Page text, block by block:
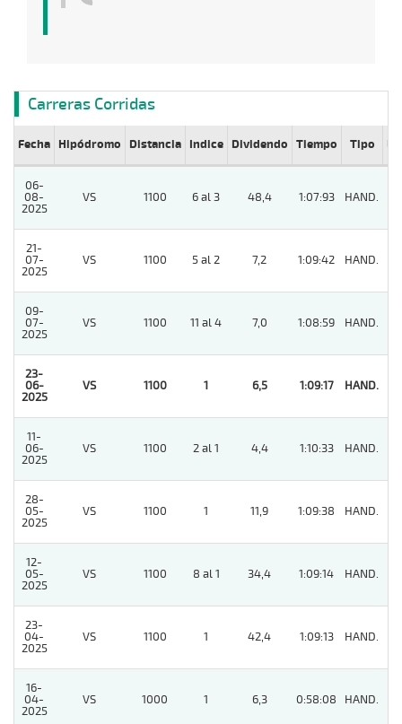
Carreras Corridas
Fecha Hipódromo Distancia Indice Dividendo Tiempo Tipo Lº
06-
08-
2025
VS 1100 6 al 3 48,4 1:07:93 HAND.
21-
07-
2025
VS 1100 5 al 2 7,2 1:09:42 HAND.
09-
07-
2025
VS 1100 11 al 4 7,0 1:08:59 HAND.
23-
06-
2025
VS 1100 1 6,5 1:09:17 HAND.
11-
06-
2025
VS 1100 2 al 1 4,4 1:10:33 HAND.
28-
05-
2025
VS 1100 1 11,9 1:09:38 HAND.
12-
05-
2025
VS 1100 8 al 1 34,4 1:09:14 HAND.
23-
04-
2025
VS 1100 1 42,4 1:09:13 HAND.
16-
04-
2025
VS 1000 1 6,3 0:58:08 HAND.